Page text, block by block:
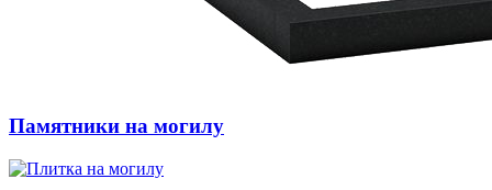
Памятники на могилу